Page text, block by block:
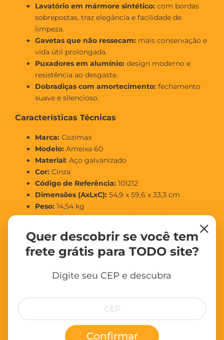
×
Quer descobrir se você tem
frete grátis para TODO site?
Digite seu CEP e descubra
Confirmar
Lavatório em mármore sintético: com bordas
sobrepostas, traz elegância e facilidade de
limpeza.
Gavetas que não ressecam: mais conservação e
vida útil prolongada.
Puxadores em alumínio: design moderno e
resistência ao desgaste.
Dobradiças com amortecimento: fechamento
suave e silencioso.
Características Técnicas
Marca: Cozimax
Modelo: Ameixa 60
Material: Aço galvanizado
Cor: Cinza
Código de Referência: 101212
Dimensões (AxLxC): 54,9 x 59,6 x 33,3 cm
Peso: 14,54 kg
Garantia:90 dias contra defeitos de fabricação
Benefícios do Armário Cozimax Ameixa 60
Design contemporâneo que combina com
Alta durabilidade graças à estrutura em aço
puxadores ergonômicos.
Ideal para banheiros residenciais ou comerciais.